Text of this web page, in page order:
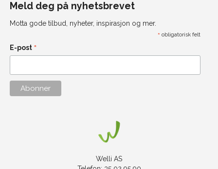
Meld deg på nyhetsbrevet
Motta gode tilbud, nyheter, inspirasjon og mer.
* obligatorisk felt
E-post *
Welli AS